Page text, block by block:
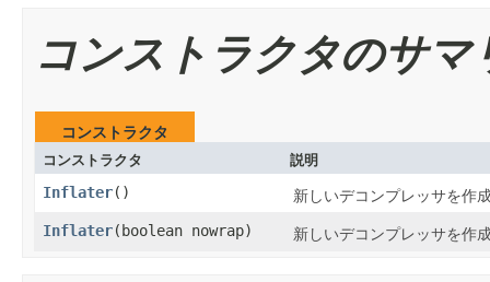
コンストラクタのサマ
コンストラクタ
コンストラクタ 説明
Inflater()
新しいデコンプレッサを作
Inflater(boolean nowrap) 新しいデコンプレッサを作